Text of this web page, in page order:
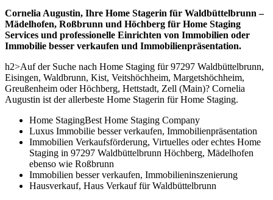
Cornelia Augustin, Ihre Home Stagerin für Waldbüttelbrunn –
Mädelhofen, Roßbrunn und Höchberg für Home Staging
Services und professionelle Einrichten von Immobilien oder
Immobilie besser verkaufen und Immobilienpräsentation.
h2>Auf der Suche nach Home Staging für 97297 Waldbüttelbrunn,
Eisingen, Waldbrunn, Kist, Veitshöchheim, Margetshöchheim,
Greußenheim oder Höchberg, Hettstadt, Zell (Main)? Cornelia
Augustin ist der allerbeste Home Stagerin für Home Staging.
Home StagingBest Home Staging Company
Luxus Immobilie besser verkaufen, Immobilienpräsentation
Immobilien Verkaufsförderung, Virtuelles oder echtes Home
Staging in 97297 Waldbüttelbrunn Höchberg, Mädelhofen
ebenso wie Roßbrunn
Immobilien besser verkaufen, Immobilieninszenierung
Hausverkauf, Haus Verkauf für Waldbüttelbrunn